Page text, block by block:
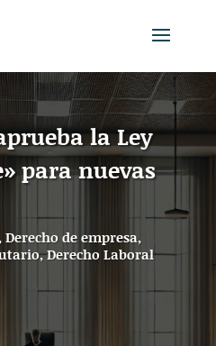
la Ley
para nuevas
Derecho de empresa,
,Derecho Laboral